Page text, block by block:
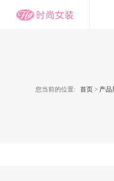
您当前的位置: 首页 > 产品